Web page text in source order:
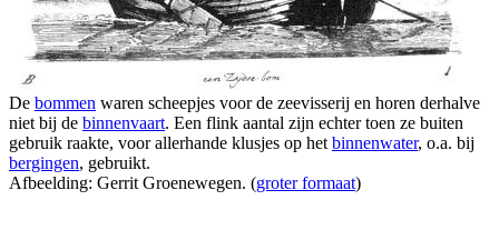
De bommen waren scheepjes voor de zeevisserij en horen derhalve
niet bij de binnenvaart. Een flink aantal zijn echter toen ze buiten
gebruik raakte, voor allerhande klusjes op het binnenwater, o.a. bij
bergingen, gebruikt.
Afbeelding: Gerrit Groenewegen. (groter formaat)